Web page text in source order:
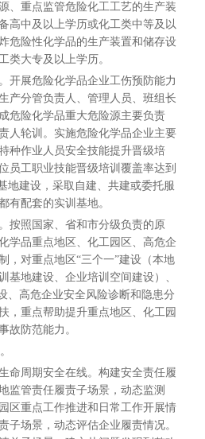
、重点监管危险化工工艺的生产装
高中及以上学历或化工类中等及以
危险性化学品的生产装置和储存设
类大专及以上学历。
展危险化学品企业工伤预防能力
产分管负责人、管理人员、班组长
危险化学品重大危险源主要负责
人轮训。实施危险化学品企业主要
种作业人员安全技能提升晋级培
员工职业技能晋级培训覆盖率达到
地建设，采取自建、共建或委托服
有配套的实训基地。
照国家、省和市分级负责的原
学品重点地区、化工园区、高危企
，对重点地区“三个一”建设（本地
基地建设、企业培训空间建设）、
、高危企业安全风险诊断和隐患分
，重点帮助提升重点地区、化工园
故防范能力。
周期安全在线。构建安全责任履
监管责任履责子场景，动态监测
区重点工作推进和日常工作开展情
子场景，动态评估企业履责情况。